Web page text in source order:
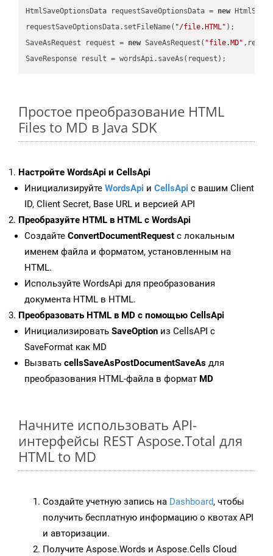
HtmlSaveOptionsData requestSaveOptionsData = new
requestSaveOptionsData.setFileName( "/file.HTML" );
SaveAsRequest request = new SaveAsRequest( "file.MD"
Простое преобразование HTML
Files to MD в Java SDK
Настройте WordsApi и CellsApi
Инициализируйте WordsApi и CellsApi с вашим Client
ID, Client Secret, Base URL и версией API
Преобразуйте HTML в HTML с WordsApi
Создайте ConvertDocumentRequest с локальным
именем файла и форматом, установленным на
HTML.
Используйте WordsApi для преобразования
документа HTML в HTML.
Преобразовать HTML в MD с помощью CellsApi
Инициализировать SaveOption из CellsAPI с
SaveFormat как MD
Вызвать cellsSaveAsPostDocumentSaveAs для
преобразования HTML-файла в формат MD
Начните использовать API-
интерфейсы REST Aspose.Total для
HTML to MD
Создайте учетную запись на Dashboard, чтобы
получить бесплатную информацию о квотах API
и авторизации.
Получите Aspose.Words и Aspose.Cells Cloud